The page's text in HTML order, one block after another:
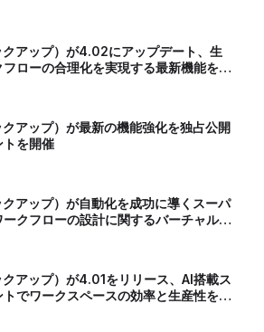
アップ）が4.02にアップデート、生
ローの合理化を実現する最新機能を発
アップ）が最新の機能強化を独占公開
トを開催
アップ）が自動化を成功に導くスーパ
クフローの設計に関するバーチャルイ
アップ）が4.01をリリース、AI搭載ス
でワークスペースの効率と生産性を向